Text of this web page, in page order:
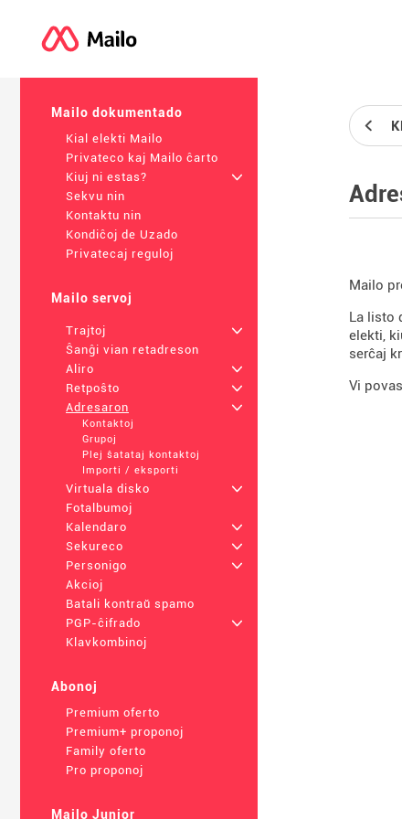
Mailo dokumentado
Kial elekti Mailo
Privateco kaj Mailo ĉarto
Kiuj ni estas?
+
Sekvu nin
Kontaktu nin
Kondiĉoj de Uzado
Privatecaj reguloj
Mailo servoj
Trajtoj
+
Ŝanĝi vian retadreson
Aliro
+
Retpoŝto
+
Adresaron
+
Kontaktoj
Grupoj
Plej ŝatataj kontaktoj
Importi / eksporti
Virtuala disko
+
Fotalbumoj
Kalendaro
+
Sekureco
+
Personigo
+
Akcioj
Batali kontraŭ spamo
PGP-ĉifrado
+
Klavkombinoj
Abonoj
Premium oferto
Premium+ proponoj
Family oferto
Pro proponoj
Mailo Junior
Mailo
La listo
elekti,
serĉaj
Vi